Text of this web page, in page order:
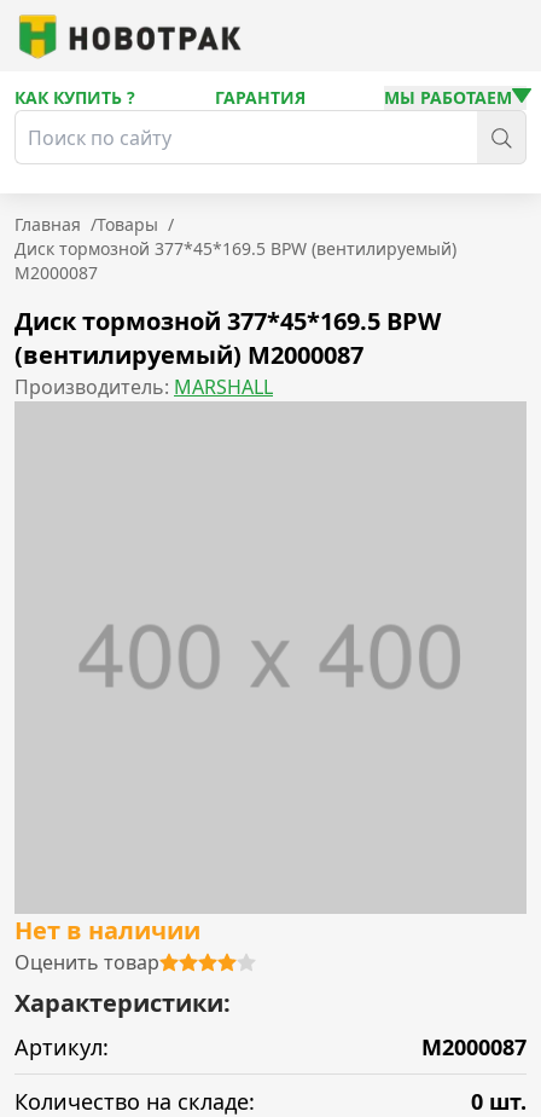
КАК КУПИТЬ ? ГАРАНТИЯ МЫ РАБОТАЕМ
Главная /Товары /
Диск тормозной 377*45*169.5 BPW (вентилируемый)
M2000087
Диск тормозной 377*45*169.5 BPW
(вентилируемый) M2000087
Производитель: MARSHALL
Нет в наличии
Оценить товар
Характеристики:
Артикул:
M2000087
Количество на складе:
0 шт.